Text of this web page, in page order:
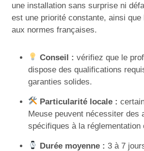
une installation sans surprise ni
est une priorité constante, ainsi que
aux normes françaises.
Conseil : vérifiez que le
dispose des qualifications
garanties solides.
Particularité locale :
Meuse peuvent nécessiter des
spécifiques à la réglementation
Durée moyenne : 3 à 7